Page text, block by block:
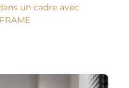
un cadre avec